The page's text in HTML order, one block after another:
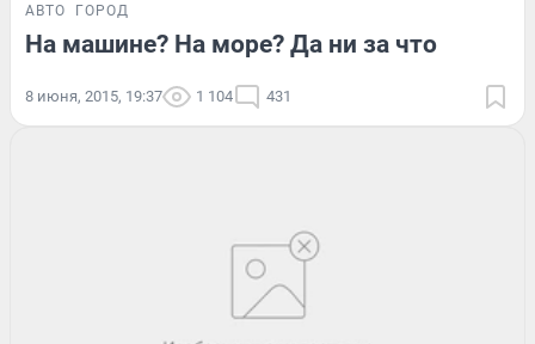
АВТО ГОРОД
На машине? На море? Да ни за что
8 июня, 2015, 19:37 1 104 431